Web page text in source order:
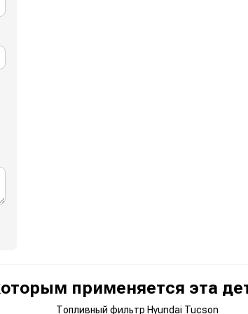
применяется эта
Топливный фильтр Hyundai Tucson